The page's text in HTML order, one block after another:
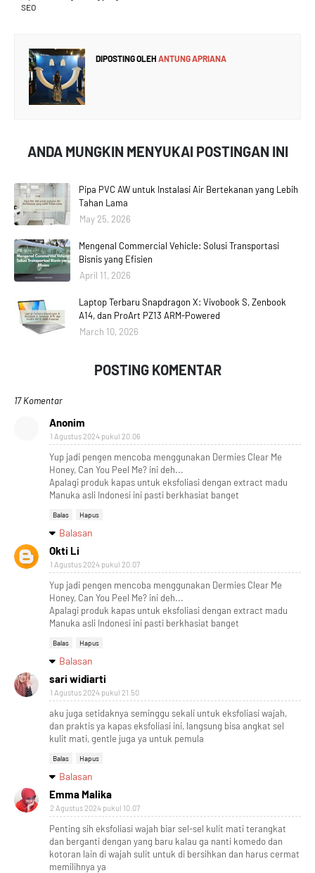
SEO
DIPOSTING OLEH ANTUNG APRIANA
ANDA MUNGKIN MENYUKAI POSTINGAN INI
Pipa PVC AW untuk Instalasi Air Bertekanan yang Lebih
Tahan Lama
May 25, 2026
Mengenal Commercial Vehicle: Solusi Transportasi
Bisnis yang Efisien
April 11, 2026
Laptop Terbaru Snapdragon X: Vivobook S, Zenbook
A14, dan ProArt PZ13 ARM-Powered
March 10, 2026
POSTING KOMENTAR
17 Komentar
Anonim
1 Agustus 2024 pukul 20.06
Yup jadi pengen mencoba menggunakan Dermies Clear Me
Honey, Can You Peel Me? ini deh...
Apalagi produk kapas untuk eksfoliasi dengan extract madu
Manuka asli Indonesi ini pasti berkhasiat banget
Balas Hapus
Balasan
Okti Li
1 Agustus 2024 pukul 20.07
Yup jadi pengen mencoba menggunakan Dermies Clear Me
Honey, Can You Peel Me? ini deh...
Apalagi produk kapas untuk eksfoliasi dengan extract madu
Manuka asli Indonesi ini pasti berkhasiat banget
Balas Hapus
Balasan
sari widiarti
1 Agustus 2024 pukul 21.50
aku juga setidaknya seminggu sekali untuk eksfoliasi wajah,
dan praktis ya kapas eksfoliasi ini, langsung bisa angkat sel
kulit mati, gentle juga ya untuk pemula
Balas Hapus
Balasan
Emma Malika
2 Agustus 2024 pukul 10.07
Penting sih eksfoliasi wajah biar sel-sel kulit mati terangkat
dan berganti dengan yang baru kalau ga nanti komedo dan
kotoran lain di wajah sulit untuk di bersihkan dan harus cermat
memilihnya ya